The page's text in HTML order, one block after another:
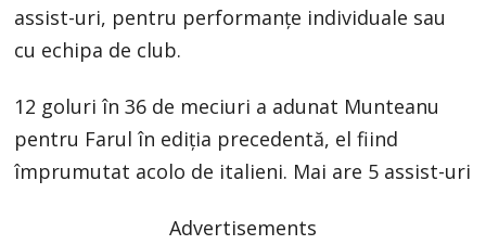
assist-uri, pentru performanțe individuale sau
cu echipa de club.
12 goluri în 36 de meciuri a adunat Munteanu
pentru Farul în ediția precedentă, el fiind
împrumutat acolo de italieni. Mai are 5 assist-uri
Advertisements